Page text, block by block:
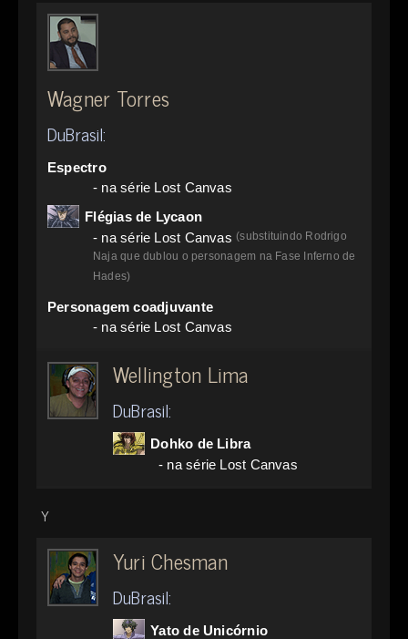
Wagner Torres
DuBrasil:
Espectro
- na série Lost Canvas
Flégias de Lycaon
- na série Lost Canvas (substituindo Rodrigo
Naja que dublou o personagem na Fase Inferno de
Hades)
Personagem coadjuvante
- na série Lost Canvas
Wellington Lima
DuBrasil:
Dohko de Libra
- na série Lost Canvas
Y
Yuri Chesman
DuBrasil:
Yato de Unicórnio